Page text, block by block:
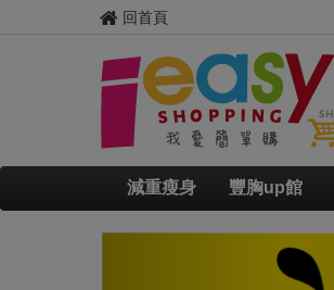
回首頁
減重瘦身 豐胸up館
Previous